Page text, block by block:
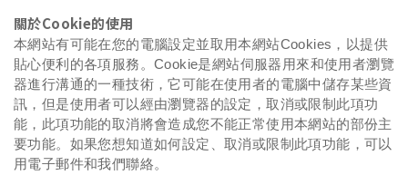
關於Cookie的使用
本網站有可能在您的電腦設定並取用本網站Cookies，以提供
貼心便利的各項服務。Cookie是網站伺服器用來和使用者瀏覽
器進行溝通的一種技術，它可能在使用者的電腦中儲存某些資
訊，但是使用者可以經由瀏覽器的設定，取消或限制此項功
能，此項功能的取消將會造成您不能正常使用本網站的部份主
要功能。如果您想知道如何設定、取消或限制此項功能，可以
用電子郵件和我們聯絡。